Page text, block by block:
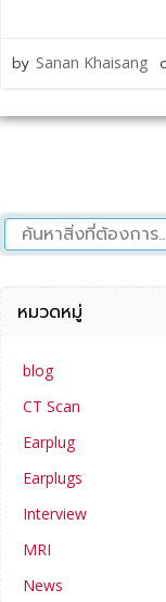
by Sanan Khaisang
หมวดหมู่
blog
CT Scan
Earplug
Earplugs
Interview
MRI
News